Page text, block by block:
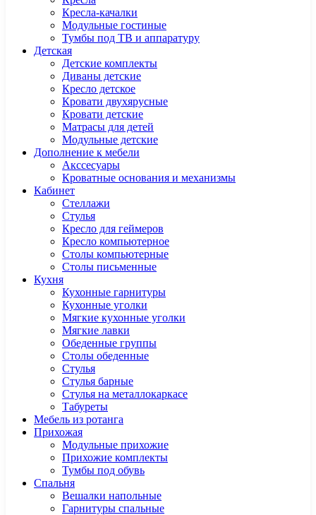
Кресла-качалки
Модульные гостиные
Тумбы под ТВ и аппаратуру
Детская
Детские комплекты
Диваны детские
Кресло детское
Кровати двухярусные
Кровати детские
Матрасы для детей
Модульные детские
Дополнение к мебели
Акссесуары
Кроватные основания и механизмы
Кабинет
Cтеллажи
Cтулья
Кресло для геймеров
Кресло компьютерное
Столы компьютерные
Столы письменные
Кухня
Кухонные гарнитуры
Кухонные уголки
Мягкие кухонные уголки
Мягкие лавки
Обеденные группы
Столы обеденные
Стулья
Стулья барные
Стулья на металлокаркасе
Табуреты
Мебель из ротанга
Прихожая
Модульные прихожие
Прихожие комплекты
Тумбы под обувь
Спальня
Вешалки напольные
Гарнитуры спальные